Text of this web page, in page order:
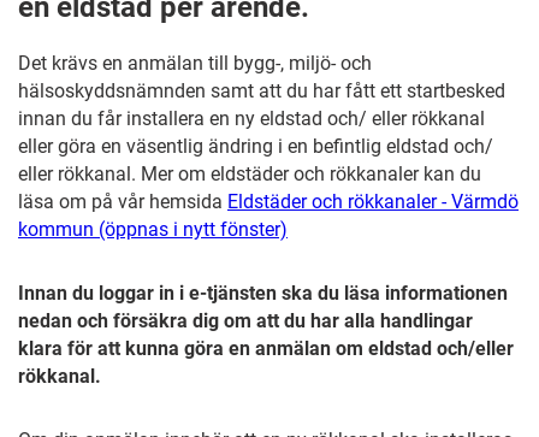
en eldstad per ärende.
Det krävs en anmälan till bygg-, miljö- och
hälsoskyddsnämnden samt att du har fått ett startbesked
innan du får installera en ny eldstad och/ eller rökkanal
eller göra en väsentlig ändring i en befintlig eldstad och/
eller rökkanal. Mer om eldstäder och rökkanaler kan du
läsa om på vår hemsida Eldstäder och rökkanaler - Värmdö
kommun (öppnas i nytt fönster)
Innan du loggar in i e-tjänsten ska du läsa informationen
nedan och försäkra dig om att du har alla handlingar
klara för att kunna göra en anmälan om eldstad och/eller
rökkanal.